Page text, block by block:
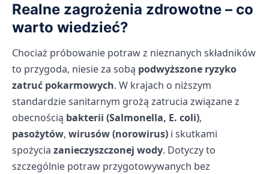
Realne zagrożenia zdrowotne – co
warto wiedzieć?
Chociaż próbowanie potraw z nieznanych składników
to przygoda, niesie za sobą podwyższone ryzyko
zatruć pokarmowych. W krajach o niższym
standardzie sanitarnym grożą zatrucia związane z
obecnością bakterii (Salmonella, E. coli),
pasożytów, wirusów (norowirus) i skutkami
spożycia zanieczyszczonej wody. Dotyczy to
szczególnie potraw przygotowywanych bez